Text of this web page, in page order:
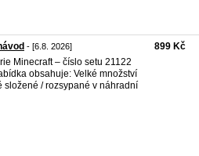
- [6.8. 2026]
Minecraft – číslo setu 21122
obsahuje: Velké množství
složené / rozsypané v náhradní
899 Kč